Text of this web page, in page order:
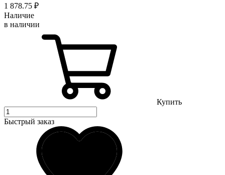
1 878.75 ₽
Наличие
в наличии
Купить
Быстрый заказ